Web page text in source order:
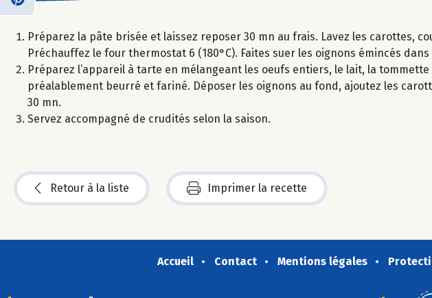
Préparez la pâte brisée et laissez reposer 30 mn au frais. Lavez les carottes,
Préchauffez le four thermostat 6 (180°C). Faites suer les oignons émincés dans
Préparez l’appareil à tarte en mélangeant les oeufs entiers, le lait, la
préalablement beurré et fariné. Déposer les oignons au fond, ajoutez les
30 mn.
Servez accompagné de crudités selon la saison.
Retour à la liste Imprimer la recette
Accueil Contact Mentions légales